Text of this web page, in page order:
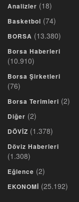
Analizler (18)
Basketbol (74)
BORSA (13.380)
Borsa Haberleri
(10.910)
Borsa Şirketleri
(76)
Borsa Terimleri (2)
Diğer (2)
DÖVİZ (1.378)
Döviz Haberleri
(1.308)
Eğlence (2)
EKONOMİ (25.192)